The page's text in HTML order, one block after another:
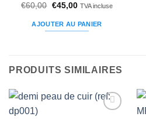
€60,00 Le
initial
était :
€45,00Le
actuel
est :
TVA incluse
AJOUTER AU PANIER
PRODUITS SIMILAIRES